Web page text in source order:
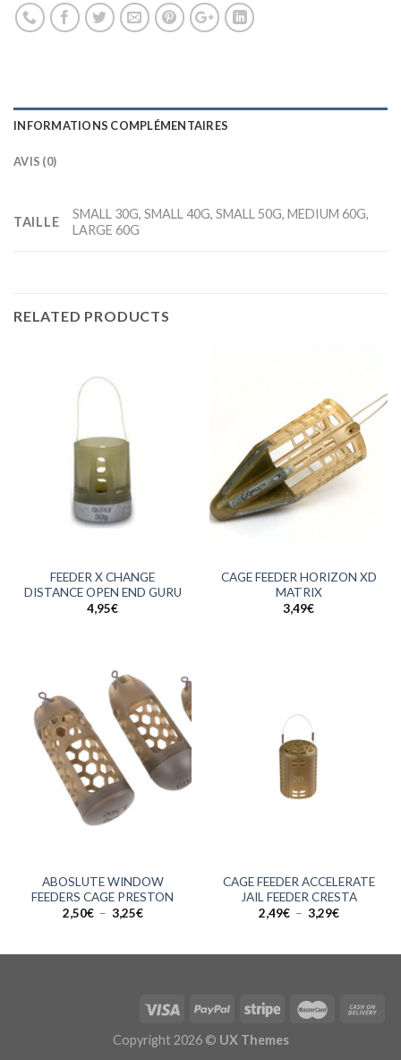
INFORMATIONS COMPLÉMENTAIRES
AVIS (0)
TAILLE
SMALL 30G, SMALL 40G, SMALL 50G, MEDIUM 60G,
LARGE 60G
RELATED PRODUCTS
FEEDER X CHANGE
DISTANCE OPEN END GURU
4,95€
CAGE FEEDER HORIZON XD
MATRIX
3,49€
ABOSLUTE WINDOW
FEEDERS CAGE PRESTON
2,50€ – 3,25€Plage
à
CAGE FEEDER ACCELERATE
JAIL FEEDER CRESTA
2,49€ – 3,29€Plage
à
Copyright 2026 © UX Themes